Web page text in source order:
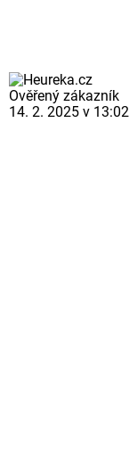
Ověřený zákazník
14. 2. 2025 v 13:02